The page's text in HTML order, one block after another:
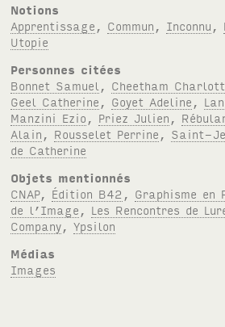
Notions
Apprentissage
Commun Inconnu
Utopie
Personnes citées
Bonnet Samuel
Cheetham
Geel Catherine
Goyet Adeline
Manzini Ezio
Priez Julien
Alain
Rousselet Perrine Saint-
de Catherine
Objets mentionnés
CNAP, Édition B42 Graphisme en
de l’Image
Les Rencontres de
Company ,Ypsilon
Médias
Images